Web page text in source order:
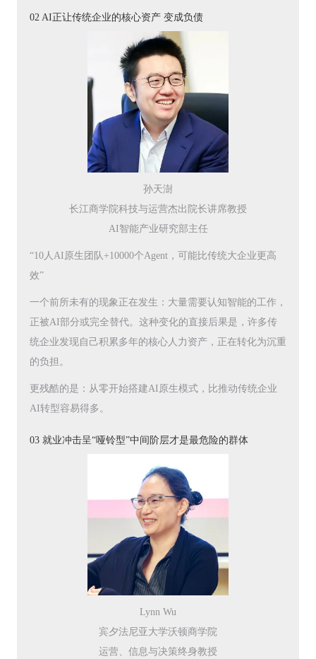
02 AI正让传统企业的核心资产 变成负债
孙天澍
长江商学院科技与运营杰出院长讲席教授
AI智能产业研究部主任
“10人AI原生团队+10000个Agent，可能比传统大企业更高
效”
一个前所未有的现象正在发生：大量需要认知智能的工作，
正被AI部分或完全替代。这种变化的直接后果是，许多传
统企业发现自己积累多年的核心人力资产，正在转化为沉重
的负担。
更残酷的是：从零开始搭建AI原生模式，比推动传统企业
AI转型容易得多。
03 就业冲击呈“哑铃型”中间阶层才是最危险的群体
Lynn Wu
宾夕法尼亚大学沃顿商学院
运营、信息与决策终身教授